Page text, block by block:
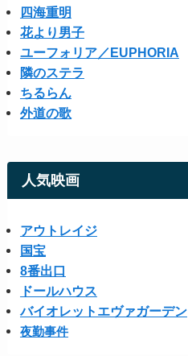
四海重明
花より男子
ユーフォリア／EUPHORIA
隣のステラ
ちるらん
外道の歌
人気映画
アウトレイジ
国宝
8番出口
ドールハウス
バイオレットエヴァガーデン
夜勤事件